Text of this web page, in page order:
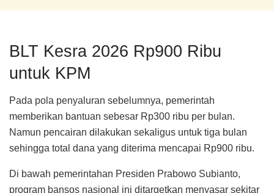
BLT Kesra 2026 Rp900 Ribu
untuk KPM
Pada pola penyaluran sebelumnya, pemerintah
memberikan bantuan sebesar Rp300 ribu per bulan.
Namun pencairan dilakukan sekaligus untuk tiga bulan
sehingga total dana yang diterima mencapai Rp900 ribu.
Di bawah pemerintahan Presiden Prabowo Subianto,
program bansos nasional ini ditargetkan menyasar sekitar